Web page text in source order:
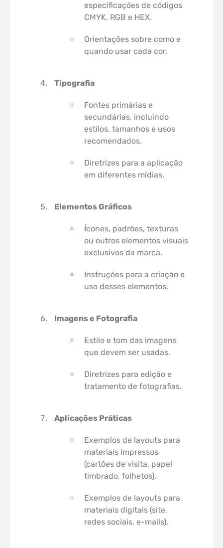
especificações de códigos
CMYK, RGB e HEX.
Orientações sobre como e
quando usar cada cor.
Tipografia
Fontes primárias e
secundárias, incluindo
estilos, tamanhos e usos
recomendados.
Diretrizes para a aplicação
em diferentes mídias.
Elementos Gráficos
Ícones, padrões, texturas
ou outros elementos visuais
exclusivos da marca.
Instruções para a criação e
uso desses elementos.
Imagens e Fotografia
Estilo e tom das imagens
que devem ser usadas.
Diretrizes para edição e
tratamento de fotografias.
Aplicações Práticas
Exemplos de layouts para
materiais impressos
(cartões de visita, papel
timbrado, folhetos).
Exemplos de layouts para
materiais digitais (site,
redes sociais, e-mails).